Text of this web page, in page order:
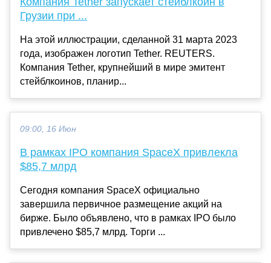
Грузии при ...
На этой иллюстрации, сделанной 31 марта 2023
года, изображен логотип Tether. REUTERS.
Компания Tether, крупнейший в мире эмитент
стейблкоинов, планир...
09:00, 16 Июн
В рамках IPO компания SpaceX привлекла
$85,7 млрд
Сегодня компания SpaceX официально
завершила первичное размещение акций на
бирже. Было объявлено, что в рамках IPO было
привлечено $85,7 млрд. Торги ...